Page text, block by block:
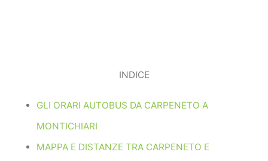
INDICE
GLI ORARI AUTOBUS DA CARPENETO A
MONTICHIARI
MAPPA E DISTANZE TRA CARPENETO E